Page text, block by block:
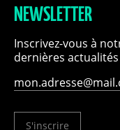
NEWSLETTER
Inscrivez-vous à
dernières actualités
S'inscrire